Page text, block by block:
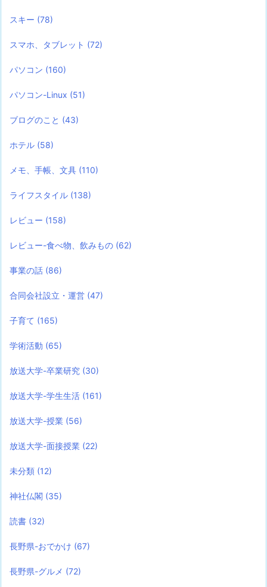
スキー (78)
スマホ、タブレット (72)
パソコン (160)
パソコン-Linux (51)
ブログのこと (43)
ホテル (58)
メモ、手帳、文具 (110)
ライフスタイル (138)
レビュー (158)
レビュー-食べ物、飲みもの (62)
事業の話 (86)
合同会社設立・運営 (47)
子育て (165)
学術活動 (65)
放送大学-卒業研究 (30)
放送大学-学生生活 (161)
放送大学-授業 (56)
放送大学-面接授業 (22)
未分類 (12)
神社仏閣 (35)
読書 (32)
長野県-おでかけ (67)
長野県-グルメ (72)